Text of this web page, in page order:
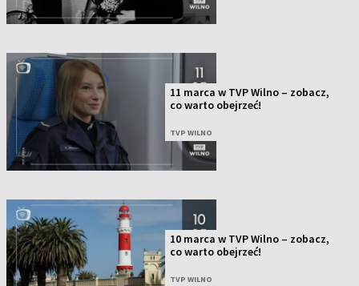
11 marca w TVP Wilno – zobacz,
co warto obejrzeć!
TVP WILNO
10 marca w TVP Wilno – zobacz,
co warto obejrzeć!
TVP WILNO